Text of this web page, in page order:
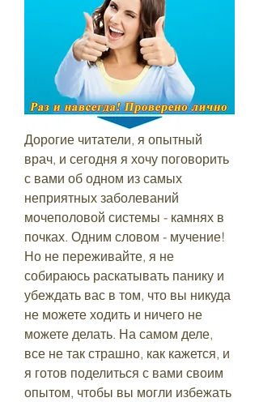
Дорогие читатели, я опытный
врач, и сегодня я хочу поговорить
с вами об одном из самых
неприятных заболеваний
мочеполовой системы - камнях в
почках. Одним словом - мучение!
Но не переживайте, я не
собираюсь раскатывать панику и
убеждать вас в том, что вы никуда
не можете ходить и ничего не
можете делать. На самом деле,
все не так страшно, как кажется, и
я готов поделиться с вами своим
опытом, чтобы вы могли избежать